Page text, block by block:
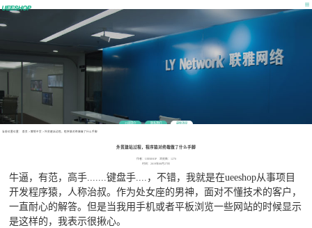
公司简介 联系我们 最新消息
当前位置位置： 首页 > 营销干货> 外贸建站过程，程序猿对终端做了什么手脚
外贸建站过程，程序猿对终端做了什么手脚
作者：UEESHOP 浏览数：1270
时间：2019年08月27日
牛逼，有范，高手.......键盘手....，不错，我就是在ueeshop从事项目
开发程序猿，人称治叔。作为处女座的男神，面对不懂技术的客户，
一直耐心的解答。但是当我用手机或者平板浏览一些网站的时候显示
是这样的，我表示很揪心。